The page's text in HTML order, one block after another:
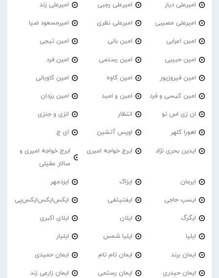
امیرعلی دیار امیرعلی رجبی امیرعلی زند
امیرعلی مصیبی امیرعلی نظری امیرمسعود ضیا
امین اعرابی امین بانی امین تیجی
امین حبیبی امین رستمی امین فرد
امین فیروزپور امین کاوه امین کاویانی
امین کیسی و فرد امین و امید امین یزدان
ان زی اس تو انتظار انزی و جنزی
اهورا کلهر اویس آتشین ای ج
ایدین بحری نژاد ایرج خواجه امیری
ایرج خواجه امیری و
سالار عقیلی
ایرمان ایزاک ایزدمهر
ایسپ حاجی ایفتیئفی ایکس‌ایکس‌ایکس‌پی
ایگرگ ایلان ایلای اکبری
ایلیا ایلیا شمس ایلیار
ایمان برند ایمان تام تام ایمان حمیدی
ایمان حیدری ایمان رستمی ایمان زارعی زند